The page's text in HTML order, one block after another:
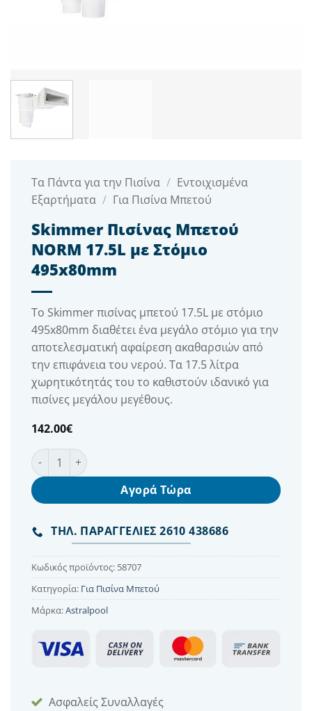
Τα Πάντα για την Πισίνα / Εντοιχισμένα
Εξαρτήματα / Για Πισίνα Μπετού
Skimmer Πισίνας Μπετού
NORM 17.5L με Στόμιο
495x80mm
Το Skimmer πισίνας μπετού 17.5L με στόμιο
495x80mm διαθέτει ένα μεγάλο στόμιο για την
αποτελεσματική αφαίρεση ακαθαρσιών από
την επιφάνεια του νερού. Τα 17.5 λίτρα
χωρητικότητάς του το καθιστούν ιδανικό για
πισίνες μεγάλου μεγέθους.
142.00€
Skimmer Πισίνας Μπετού NORM 17.5L με Στόμιο
Αγορά Τώρα
ΤΗΛ. ΠΑΡΑΓΓΕΛΙΕΣ 2610 438686
Κωδικός προϊόντος: 58707
Κατηγορία: Για Πισίνα Μπετού
Μάρκα:Astralpool
Ασφαλείς Συναλλαγές